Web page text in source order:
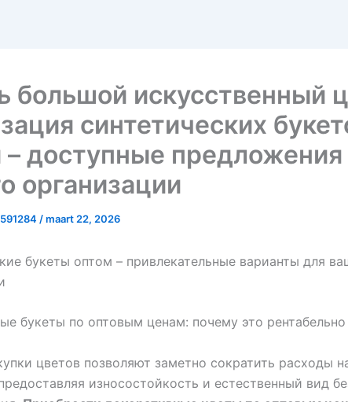
большой искусственный
синтетических
– доступные предложения
организации
/maart 22, 2026
букеты оптом – привлекательные варианты для
букеты по оптовым ценам: почему это рентабельно
цветов позволяют заметно сократить расходы
износостойкость и естественный вид